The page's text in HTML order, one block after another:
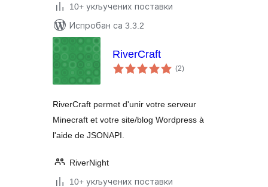
10+ укључених поставки
Испробан са 3.3.2
RiverCraft
(2укупних
оцена
)
RiverCraft permet d'unir votre serveur
Minecraft et votre site/blog Wordpress à
l'aide de JSONAPI.
RiverNight
10+ укључених поставки